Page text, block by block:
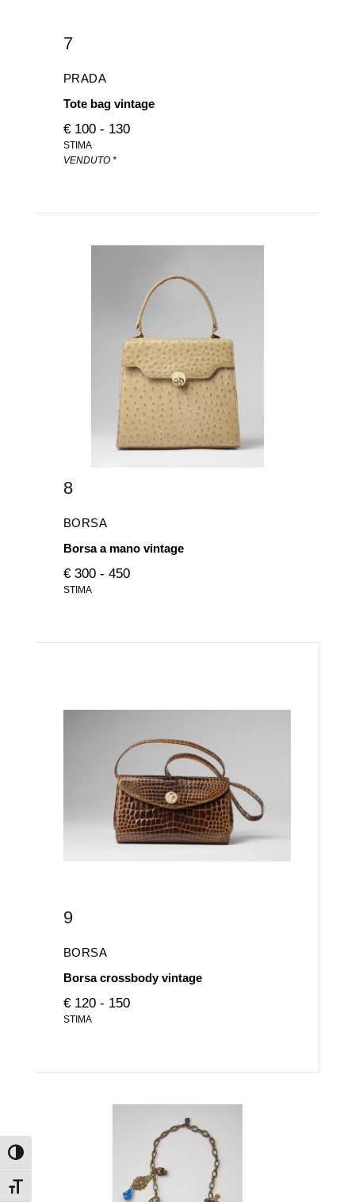
Attiva/disattiva alto contrasto
Attiva/disattiva dimensione testo
7
PRADA
Tote bag vintage
€ 100 - 130
STIMA
VENDUTO *
8
BORSA
Borsa a mano vintage
€ 300 - 450
STIMA
9
BORSA
Borsa crossbody vintage
€ 120 - 150
STIMA